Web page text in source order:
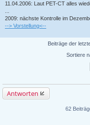
11.04.2006: Laut PET-CT alles
2009: nächste Kontrolle im
--> Vorstellung<--
Beiträge der
Sortiere
Antworten
62